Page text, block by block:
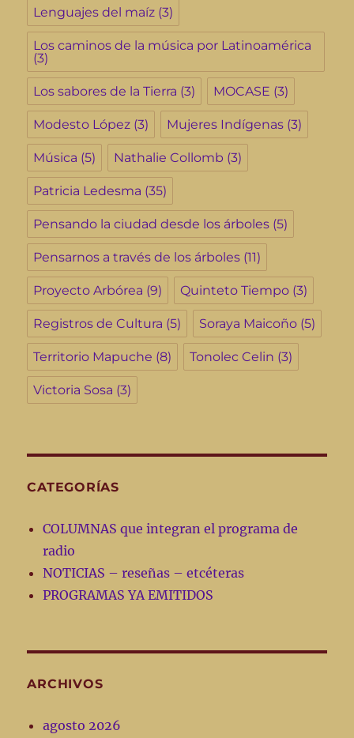
Lenguajes del maíz (3)
Los caminos de la música por Latinoamérica
(3)
Los sabores de la Tierra (3) MOCASE (3)
Modesto López (3) Mujeres Indígenas (3)
Música (5) Nathalie Collomb (3)
Patricia Ledesma (35)
Pensando la ciudad desde los árboles (5)
Pensarnos a través de los árboles (11)
Proyecto Arbórea (9) Quinteto Tiempo (3)
Registros de Cultura (5) Soraya Maicoño (5)
Territorio Mapuche (8) Tonolec Celin (3)
Victoria Sosa (3)
CATEGORÍAS
COLUMNAS que integran el programa de
radio
NOTICIAS – reseñas – etcéteras
PROGRAMAS YA EMITIDOS
ARCHIVOS
agosto 2026